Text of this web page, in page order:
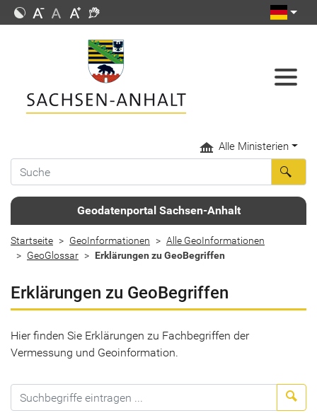
Alle Ministerien
Geodatenportal Sachsen-Anhalt
Startseite GeoInformationen
Alle GeoInformationen
GeoGlossar
Erklärungen zu GeoBegriffen
Erklärungen zu GeoBegriffen
Hier finden Sie Erklärungen zu Fachbegriffen der
Vermessung und Geoinformation.